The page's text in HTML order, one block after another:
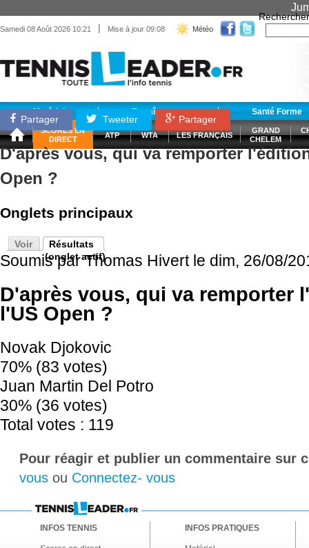
Samedi 08 Août 2026 10:21 | Mise à jour 09:08 Météo
Rechercher
Matériel Entraînement Santé Forme
SCORES EN
DIRECT
ATP WTA LES FRANÇAIS
GRAND
CHELEM
Partager Tweeter Partager
D'après vous, qui va remporter
Open ?
Onglets principaux
Voir
Résultats
(onglet actif)
Soumis parThomas Hivertle dim, 26/08/
D'après vous, qui va remporter
l'US Open ?
Novak Djokovic
70% (83 votes)
Juan Martin Del Potro
30% (36 votes)
Total votes : 119
Pour réagir et publier un commentaire sur
vous ou Connectez- vous
INFOS TENNIS INFOS PRATIQUES